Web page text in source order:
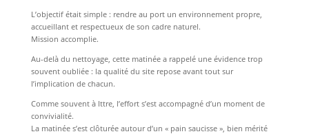
L’objectif était simple : rendre au port un environnement propre,
accueillant et respectueux de son cadre naturel.
Mission accomplie.
Au-delà du nettoyage, cette matinée a rappelé une évidence trop
souvent oubliée : la qualité du site repose avant tout sur
l’implication de chacun.
Comme souvent à Ittre, l’effort s’est accompagné d’un moment de
convivialité.
La matinée s’est clôturée autour d’un « pain saucisse », bien mérité